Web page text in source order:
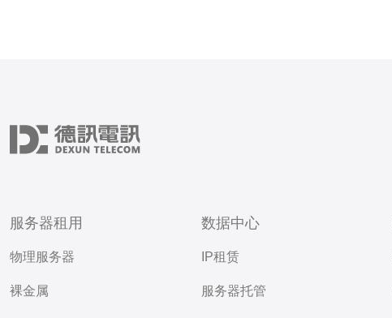
服务器租用
物理服务器
裸金属
数据中心
IP租赁
服务器托管